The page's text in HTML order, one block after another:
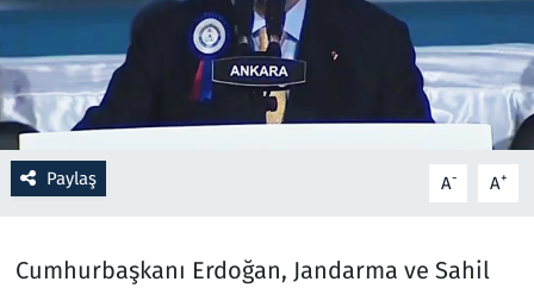
Paylaş A- A+
Cumhurbaşkanı Erdoğan, Jandarma ve Sahil
Sağlık
Savunma Sanayi
Seçim 2023
Spor